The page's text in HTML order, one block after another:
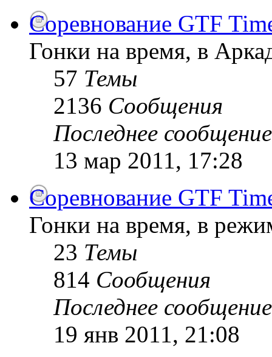
Соревнование GTF
Гонки на время, в
57 Темы
2136 Сообщения
Последнее сообщение
13 мар 2011, 17:28
Соревнование GTF
Гонки на время, в
23 Темы
814 Сообщения
Последнее сообщение
19 янв 2011, 21:08